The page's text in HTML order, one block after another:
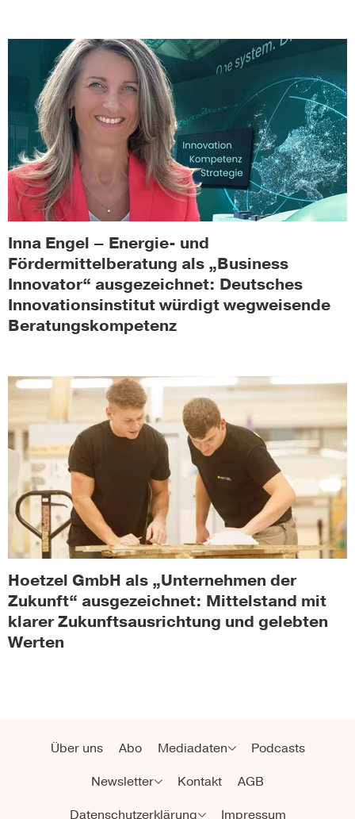
Inna Engel – Energie- und
Fördermittelberatung als „Business
Innovator“ ausgezeichnet: Deutsches
Innovationsinstitut würdigt wegweisende
Beratungskompetenz
Hoetzel GmbH als „Unternehmen der
Zukunft“ ausgezeichnet: Mittelstand mit
klarer Zukunftsausrichtung und gelebten
Werten
Über uns Abo Mediadaten
Podcasts
Newsletter
Kontakt
AGB
Datenschutzerklärung
Impressum